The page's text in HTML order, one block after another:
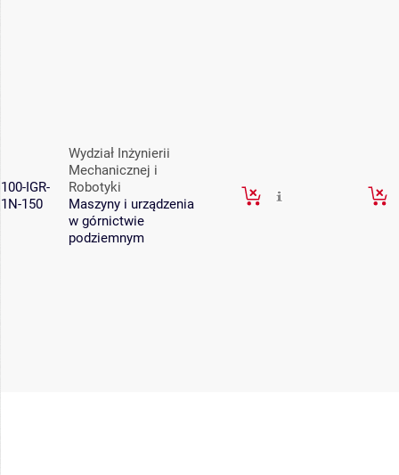
100-IGR-
1N-150
Wydział Inżynierii
Mechanicznej i
Robotyki
Maszyny i urządzenia
w górnictwie
podziemnym